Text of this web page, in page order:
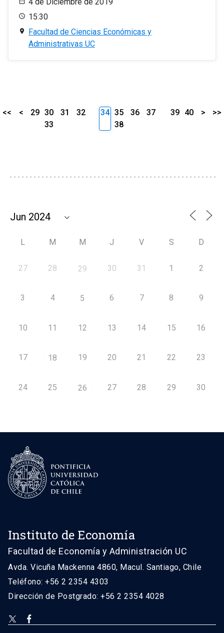
15:30
Facultad de Ciencias Económicas y
Administrativas UC
<< < 29 30 31
32
33
34 35 36
37
38
39 40 > >>
L M M J V S D
27 28 29 30 31 1 2
3 4 5 6 7 8 9
10 11 12 13 14 15 16
17 18 19 20 21 22 23
24 25 26 27 28 29 30
Instituto de Economía
Facultad de Economía y Administración UC
Avda. Vicuña Mackenna 4860, Macul. Santiago, Chile
Teléfono: +56 2 2354 4303
Dirección de Postgrado: +56 2 2354 4028